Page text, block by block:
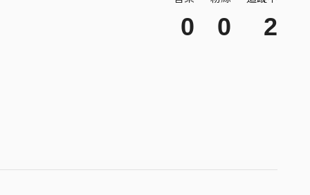
0 0 2